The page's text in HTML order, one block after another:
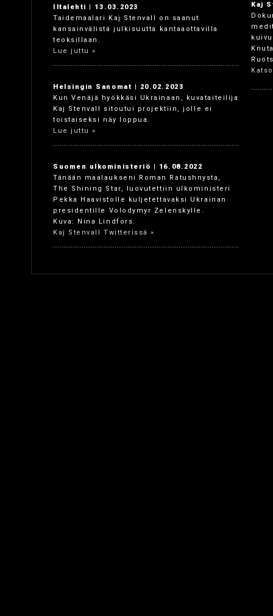
Iltalehti | 13.03.2023
Taidemaalari Kaj Stenvall on saanut
kansainvälistä julkisuutta kantaaottavilla
teoksillaan.
Lue juttu »
Helsingin Sanomat | 20.02.2023
Kun Venäjä hyökkäsi Ukrainaan, kuvataiteilija
Kaj Stenvall sitoutui projektiin, jolle ei
toistaiseksi näy loppua.
Lue juttu »
Suomen ulkoministeriö | 16.08.2022
Tänään maalaukseni Roman Ratushnysta,
The Shining Star, luovutettiin ulkoministeri
Pekka Haavistolle kuljetettavaksi Ukrainan
presidentille Volodymyr Zelenskylle.
Kuva: Nina Lindfors.
Kaj Stenvall Twitterissä »
Kaj